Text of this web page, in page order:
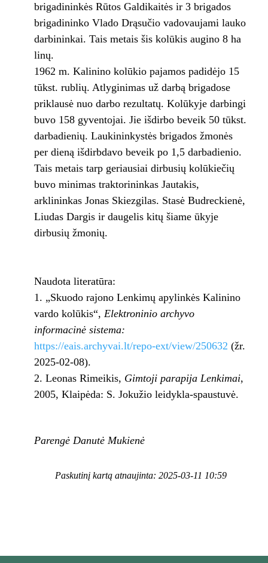
brigadininkės Rūtos Galdikaitės ir 3 brigados
brigadininko Vlado Drąsučio vadovaujami lauko
darbininkai. Tais metais šis kolūkis augino 8 ha
linų.
1962 m. Kalinino kolūkio pajamos padidėjo 15
tūkst. rublių. Atlyginimas už darbą brigadose
priklausė nuo darbo rezultatų. Kolūkyje darbingi
buvo 158 gyventojai. Jie išdirbo beveik 50 tūkst.
darbadienių. Laukininkystės brigados žmonės
per dieną išdirbdavo beveik po 1,5 darbadienio.
Tais metais tarp geriausiai dirbusių kolūkiečių
buvo minimas traktorininkas Jautakis,
arklininkas Jonas Skiezgilas. Stasė Budreckienė,
Liudas Dargis ir daugelis kitų šiame ūkyje
dirbusių žmonių.
Naudota literatūra:
„Skuodo rajono Lenkimų apylinkės Kalinino
vardo kolūkis“, Elektroninio archyvo
informacinė sistema:
https://eais.archyvai.lt/repo-ext/view/250632 (žr.
2025-02-08).
Leonas Rimeikis, Gimtoji parapija Lenkimai,
2005, Klaipėda: S. Jokužio leidykla-spaustuvė.
Parengė Danutė Mukienė
Paskutinį kartą atnaujinta: 2025-03-11 10:59